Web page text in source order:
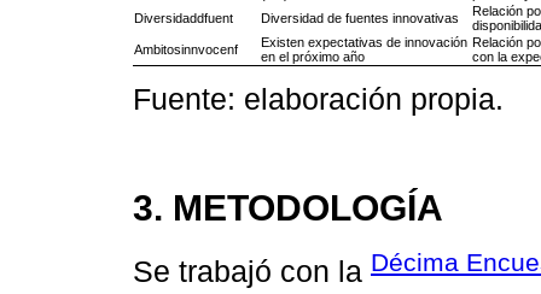
Diversidaddfuent
Diversidad de fuentes innovativas
Relación
Ambitosinnvocenf
Existen expectativas de innovación
en el próximo año
Relación
con la
Fuente: elaboración propia.
3. METODOLOGÍA
Se trabajó con la Décima